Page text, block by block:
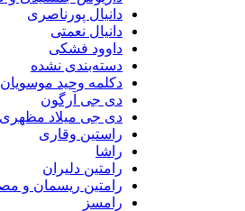
دانیال پورناصری
دانیال نعمتی
داوود فشکی
دسته‌بندی نشده
دکلمه وحید موسویان
دی جی آرگون
دی جی میلاد مظهری
راستین وقاری
رامتین دلیران
رامتین ریسمان و مصطفی